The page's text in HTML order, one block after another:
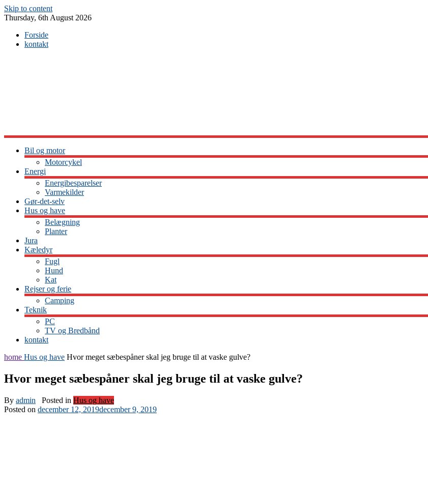
Skip to content
Thursday, 6th August 2026
Forside
kontakt
Bil og motor
Motorcykel
Energi
Energibesparelser
Varmekilder
Gør-det-selv
Hus og have
Belægning
Planter
Jura
Kæledyr
Fugl
Hund
Kat
Rejser og ferie
Camping
Teknik
PC
TV og Bredbånd
kontakt
home Hus og have Hvor meget sæbespåner skal jeg bruge til at vaske gulve?
Hvor meget sæbespåner skal jeg bruge til at vaske gulve?
By admin Posted in Hus og have
Posted on december 12, 2019december 9, 2019